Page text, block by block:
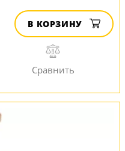
В КОРЗИНУ